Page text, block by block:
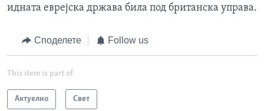
идната еврејска држава била под британска управа.
Споделете Follow us
This item is part of
Актуелно Свет